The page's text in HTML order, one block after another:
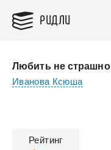
РИДЛИ
Любить не страшно
Иванова Ксюша
Рейтинг